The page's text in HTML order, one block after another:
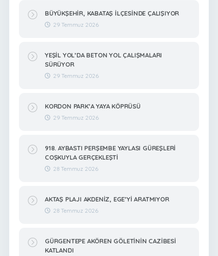
BÜYÜKŞEHİR, KABATAŞ İLÇESİNDE ÇALIŞIYOR
29 Temmuz 2026
YEŞİL YOL’DA BETON YOL ÇALIŞMALARI
SÜRÜYOR
29 Temmuz 2026
KORDON PARK’A YAYA KÖPRÜSÜ
29 Temmuz 2026
918. AYBASTI PERŞEMBE YAYLASI GÜREŞLERİ
COŞKUYLA GERÇEKLEŞTİ
28 Temmuz 2026
AKTAŞ PLAJI AKDENİZ, EGE’Yİ ARATMIYOR
28 Temmuz 2026
GÜRGENTEPE AKÖREN GÖLETİNİN CAZİBESİ
KATLANDI